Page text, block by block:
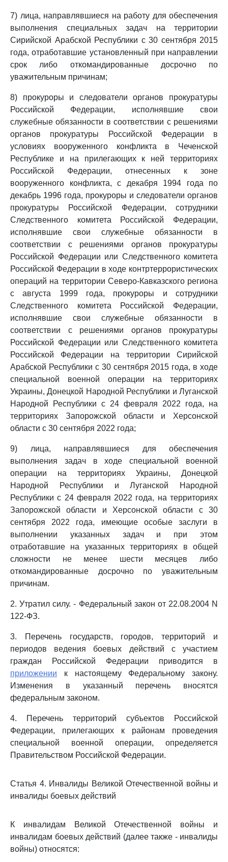
7) лица, направлявшиеся на работу для обеспечения
выполнения специальных задач на территории
Сирийской Арабской Республики с 30 сентября 2015
года, отработавшие установленный при направлении
срок либо откомандированные досрочно по
уважительным причинам;
8) прокуроры и следователи органов прокуратуры
Российской Федерации, исполнявшие свои
служебные обязанности в соответствии с решениями
органов прокуратуры Российской Федерации в
условиях вооруженного конфликта в Чеченской
Республике и на прилегающих к ней территориях
Российской Федерации, отнесенных к зоне
вооруженного конфликта, с декабря 1994 года по
декабрь 1996 года, прокуроры и следователи органов
прокуратуры Российской Федерации, сотрудники
Следственного комитета Российской Федерации,
исполнявшие свои служебные обязанности в
соответствии с решениями органов прокуратуры
Российской Федерации или Следственного комитета
Российской Федерации в ходе контртеррористических
операций на территории Северо-Кавказского региона
с августа 1999 года, прокуроры и сотрудники
Следственного комитета Российской Федерации,
исполнявшие свои служебные обязанности в
соответствии с решениями органов прокуратуры
Российской Федерации или Следственного комитета
Российской Федерации на территории Сирийской
Арабской Республики с 30 сентября 2015 года, в ходе
специальной военной операции на территориях
Украины, Донецкой Народной Республики и Луганской
Народной Республики с 24 февраля 2022 года, на
территориях Запорожской области и Херсонской
области с 30 сентября 2022 года;
9) лица, направлявшиеся для обеспечения
выполнения задач в ходе специальной военной
операции на территориях Украины, Донецкой
Народной Республики и Луганской Народной
Республики с 24 февраля 2022 года, на территориях
Запорожской области и Херсонской области с 30
сентября 2022 года, имеющие особые заслуги в
выполнении указанных задач и при этом
отработавшие на указанных территориях в общей
сложности не менее шести месяцев либо
откомандированные досрочно по уважительным
причинам.
2. Утратил силу. - Федеральный закон от 22.08.2004 N
122-ФЗ.
3. Перечень государств, городов, территорий и
периодов ведения боевых действий с участием
граждан Российской Федерации приводится в
приложении к настоящему Федеральному закону.
Изменения в указанный перечень вносятся
федеральным законом.
4. Перечень территорий субъектов Российской
Федерации, прилегающих к районам проведения
специальной военной операции, определяется
Правительством Российской Федерации.
Статья 4. Инвалиды Великой Отечественной войны и
инвалиды боевых действий
К инвалидам Великой Отечественной войны и
инвалидам боевых действий (далее также - инвалиды
войны) относятся: